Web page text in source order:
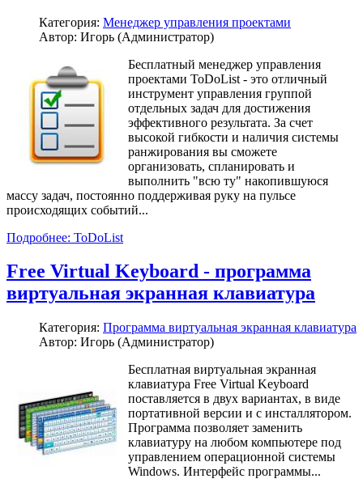
Категория: Менеджер управления проектами
Автор: Игорь (Администратор)
Бесплатный менеджер управления
проектами ToDoList - это отличный
инструмент управления группой
отдельных задач для достижения
эффективного результата. За счет
высокой гибкости и наличия системы
ранжирования вы сможете
организовать, спланировать и
выполнить "всю ту" накопившуюся
массу задач, постоянно поддерживая руку на пульсе
происходящих событий...
Подробнее: ToDoList
Free Virtual Keyboard - программа
виртуальная экранная клавиатура
Категория: Программа виртуальная экранная клавиатура
Автор: Игорь (Администратор)
Бесплатная виртуальная экранная
клавиатура Free Virtual Keyboard
поставляется в двух вариантах, в виде
портативной версии и с инсталлятором.
Программа позволяет заменить
клавиатуру на любом компьютере под
управлением операционной системы
Windows. Интерфейс программы...